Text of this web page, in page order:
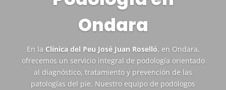
Ondara
En la Clínica del Peu José Juan Roselló, en Ondara,
ofrecemos un servicio integral de podología orientado
al diagnóstico, tratamiento y prevención de las
patologías del pie. Nuestro equipo de podólogos